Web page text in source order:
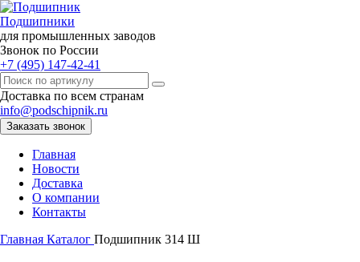
Подшипники
для промышленных заводов
Звонок по России
+7 (495) 147-42-41
Доставка по всем странам
info@podschipnik.ru
Заказать звонок
Главная
Новости
Доставка
О компании
Контакты
Главная Каталог Подшипник 314 Ш